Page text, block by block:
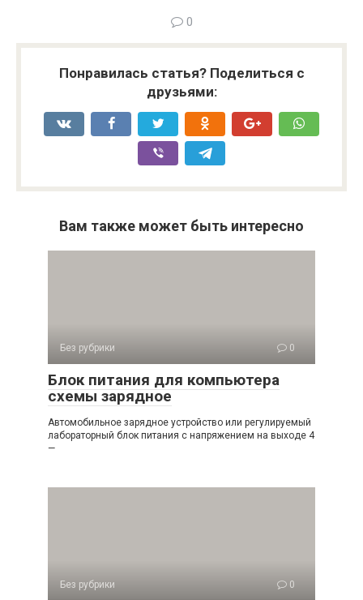
0
Понравилась статья? Поделиться с
друзьями:
Вам также может быть интересно
Без рубрики 0
Блок питания для компьютера
схемы зарядное
Автомобильное зарядное устройство или регулируемый
лабораторный блок питания с напряжением на выходе 4
—
Без рубрики 0